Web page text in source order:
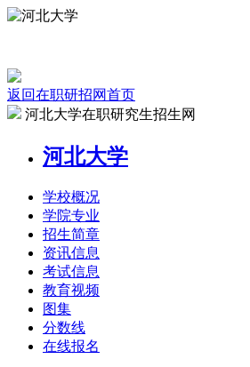
返回在职研招网首页
河北大学在职研究生招生网
河北大学
学校概况
学院专业
招生简章
资讯信息
考试信息
教育视频
图集
分数线
在线报名